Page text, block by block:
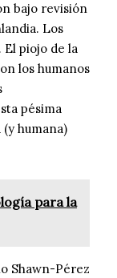
bajo revisión
Los
El piojo de la
los humanos
pésima
humana)
para la
Shawn-Pérez